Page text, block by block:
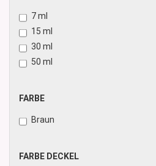
7 ml
15 ml
30 ml
50 ml
FARBE
FARBE
Braun
FARBE
FARBE DECKEL